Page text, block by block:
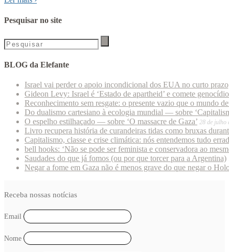
Pesquisar no site
BLOG da Elefante
Israel vai perder o apoio incondicional dos EUA no curto
Gideon Levy: Israel é ‘Estado de apartheid’ e comete
Reconhecimento sem resgate: o presente vazio que o mundo
Do dualismo cartesiano à ecologia mundial — sobre
O espelho estilhaçado — sobre ‘O massacre de Gaza’ 28 de julho
Livro recupera história de curandeiras tidas como bruxas
Capitalismo, classe e crise climática: nós entendemos tudo
bell hooks: ‘Não se pode ser feminista e conservadora ao
Saudades do que já fomos (ou por que torcer para a Argentina)
Negar a fome em Gaza não é menos grave do que negar o
Receba nossas notícias
Email
Nome